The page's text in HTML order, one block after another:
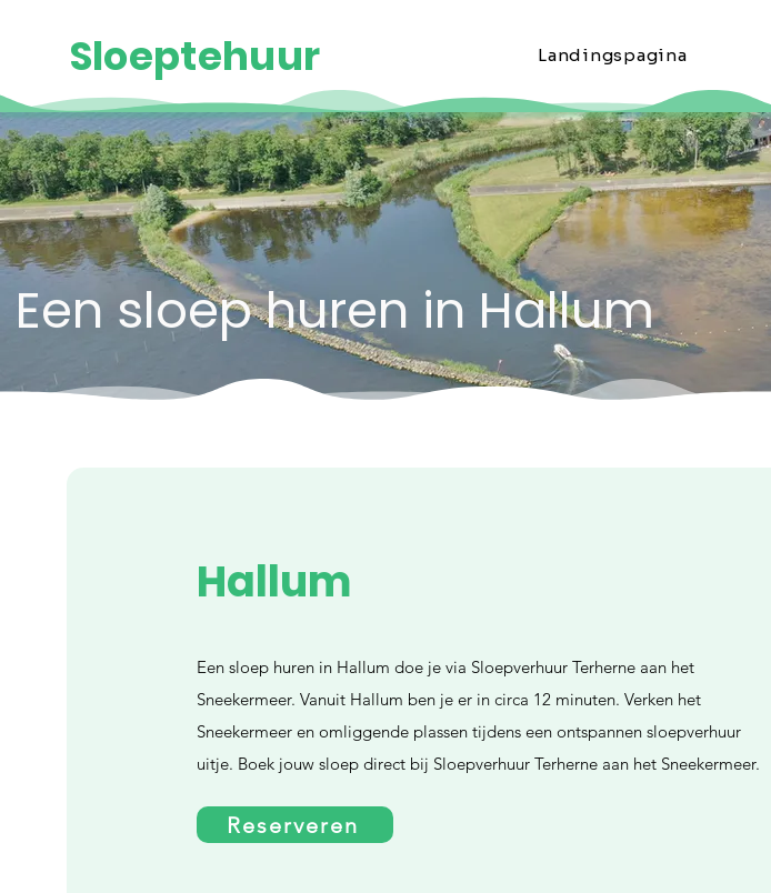
Sloeptehuur Landingspagina
Een sloep huren in Hallum
Hallum
Een sloep huren in Hallum doe je via Sloepverhuur Terherne aan het
Sneekermeer. Vanuit Hallum ben je er in circa 12 minuten. Verken het
Sneekermeer en omliggende plassen tijdens een ontspannen sloepverhuur
uitje. Boek jouw sloep direct bij Sloepverhuur Terherne aan het Sneekermeer.
Reserveren